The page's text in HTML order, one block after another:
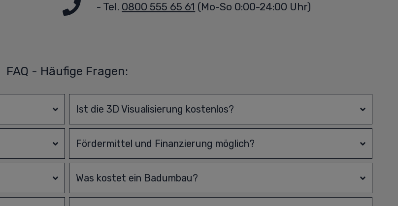
- Tel. 0800 555 65 61 (Mo-So 0:00-24:00 Uhr)
FAQ - Häufige Fragen:
Ist die 3D Visualisierung kostenlos?
Fördermittel und Finanzierung möglich?
Was kostet ein Badumbau?